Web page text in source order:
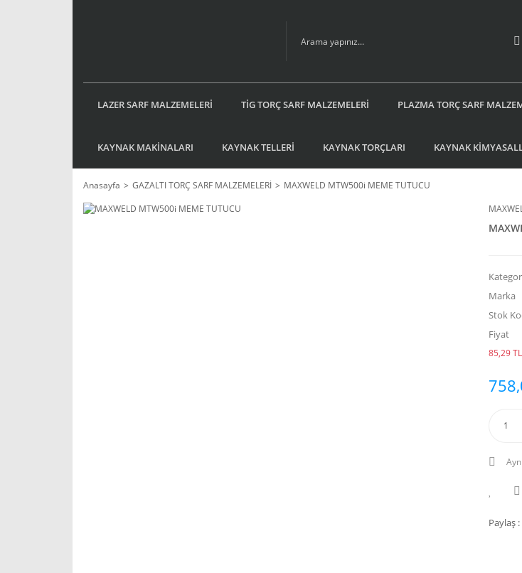
LAZER SARF MALZEMELERİ TİG TORÇ SARF MALZEMELERİ PLAZMA TORÇ SARF
KAYNAK MAKİNALARI KAYNAK TELLERİ KAYNAK TORÇLARI KAYNAK
Anasayfa GAZALTI TORÇ SARF MALZEMELERİ
MAXWELD MTW500i MEME TUTUCU
Marka
Stok
Fiyat
85,29
Paylaş :